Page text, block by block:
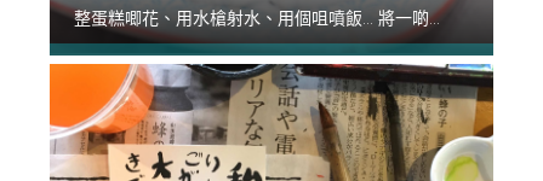
整蛋糕唧花、用水槍射水、用個咀噴飯... 將一啲...